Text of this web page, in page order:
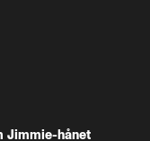
Jimmie-hånet